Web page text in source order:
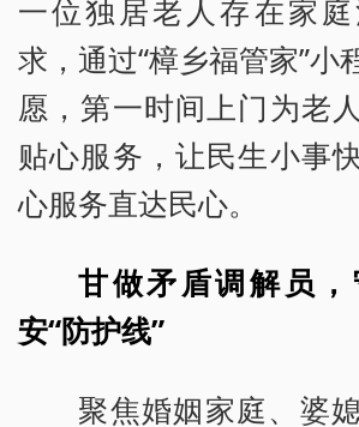
一位独居老人存在家
求，通过“樟乡福管家”小
愿，第一时间上门为老
贴心服务，让民生小事
心服务直达民心。
甘做矛盾调解员
安“防护线”
聚焦婚姻家庭、婆